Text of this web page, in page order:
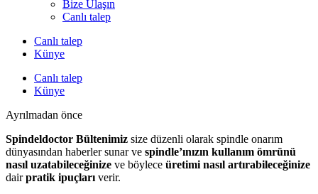
Bize Ulaşın
Canlı talep
Canlı talep
Künye
Canlı talep
Künye
Ayrılmadan önce
Spindeldoctor Bültenimiz size düzenli olarak spindle onarım
dünyasından haberler sunar ve spindle’ınızın kullanım ömrünü
nasıl uzatabileceğinize ve böylece üretimi nasıl artırabileceğinize
dairpratik ipuçları verir.